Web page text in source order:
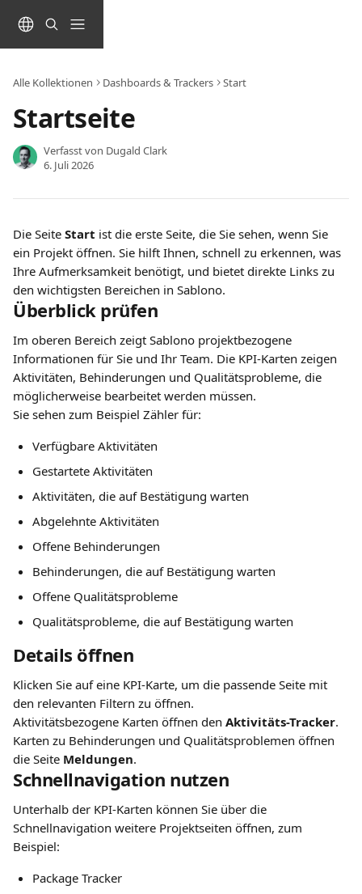
Alle Kollektionen Dashboards & Trackers Start
Startseite
Verfasst von Dugald Clark
6. Juli 2026
Die Seite Start ist die erste Seite, die Sie sehen, wenn Sie
ein Projekt öffnen. Sie hilft Ihnen, schnell zu erkennen, was
Ihre Aufmerksamkeit benötigt, und bietet direkte Links zu
den wichtigsten Bereichen in Sablono.
Überblick prüfen
Im oberen Bereich zeigt Sablono projektbezogene
Informationen für Sie und Ihr Team. Die KPI-Karten zeigen
Aktivitäten, Behinderungen und Qualitätsprobleme, die
möglicherweise bearbeitet werden müssen.
Sie sehen zum Beispiel Zähler für:
Verfügbare Aktivitäten
Gestartete Aktivitäten
Aktivitäten, die auf Bestätigung warten
Abgelehnte Aktivitäten
Offene Behinderungen
Behinderungen, die auf Bestätigung warten
Offene Qualitätsprobleme
Qualitätsprobleme, die auf Bestätigung warten
Details öffnen
Klicken Sie auf eine KPI-Karte, um die passende Seite mit
den relevanten Filtern zu öffnen.
Aktivitätsbezogene Karten öffnen den Aktivitäts-Tracker.
Karten zu Behinderungen und Qualitätsproblemen öffnen
die Seite Meldungen.
Schnellnavigation nutzen
Unterhalb der KPI-Karten können Sie über die
Schnellnavigation weitere Projektseiten öffnen, zum
Beispiel:
Package Tracker